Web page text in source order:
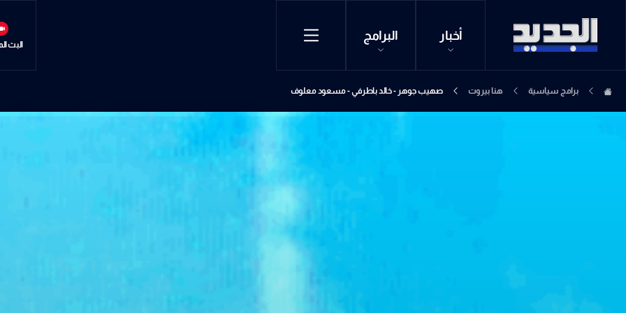
أخبار البرامج
البث
برامج سياسية هنا بيروت صهيب جوهر - خالد باطرفي - مسعود معلوف